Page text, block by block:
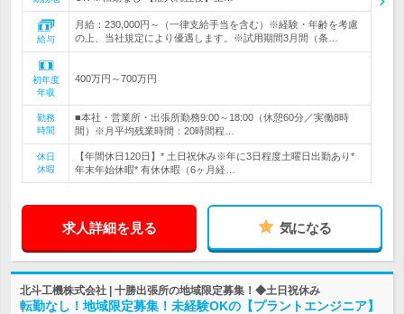
給与
月給：230,000円～（一律支給手当を含む）※経験・年齢を考慮
の上、当社規定により優遇します。※試用期間3月間（条…
初年度
年収
400万円～700万円
勤務
時間
■本社・営業所・出張所勤務9:00～18:00（休憩60分／実働8時
間）※月平均残業時間：20時間程…
休日
休暇
【年間休日120日】* 土日祝休み※年に3日程度土曜日出勤あり*
年末年始休暇* 有休休暇（6ヶ月経…
求人詳細を見る 気になる
北斗工機株式会社 | 十勝出張所の地域限定募集！◆土日祝休み
転勤なし！地域限定募集！未経験OKの【プラントエンジニア】